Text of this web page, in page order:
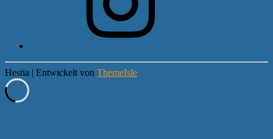
Hestia | Entwickelt von ThemeIsle